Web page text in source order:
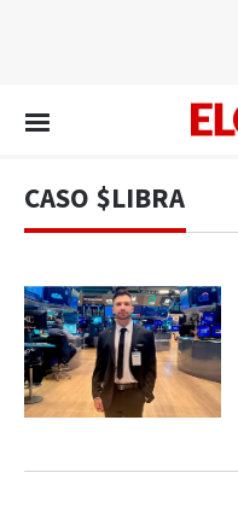
CASO $LIBRA